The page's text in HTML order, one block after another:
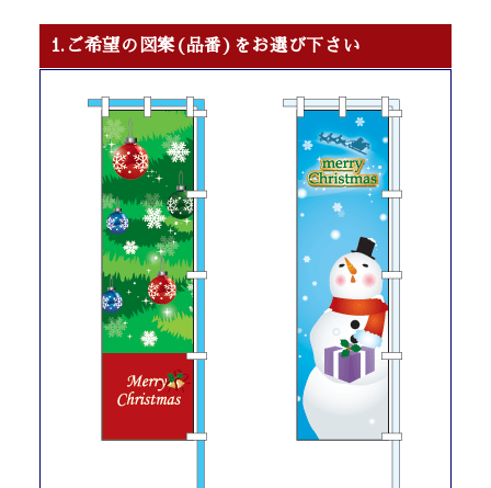
1.ご希望の図案(品番)をお選び下さい